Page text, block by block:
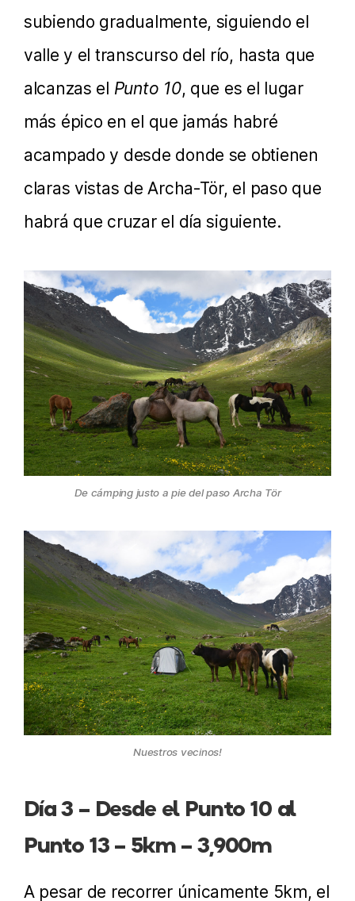
subiendo gradualmente, siguiendo el
valle y el transcurso del río, hasta que
alcanzas el Punto 10, que es el lugar
más épico en el que jamás habré
acampado y desde donde se obtienen
claras vistas de Archa-Tör, el paso que
habrá que cruzar el día siguiente.
De cámping justo a pie del paso Archa Tör
Nuestros vecinos!
Día 3 – Desde el Punto 10 al
Punto 13 – 5km – 3,900m
A pesar de recorrer únicamente 5km, el